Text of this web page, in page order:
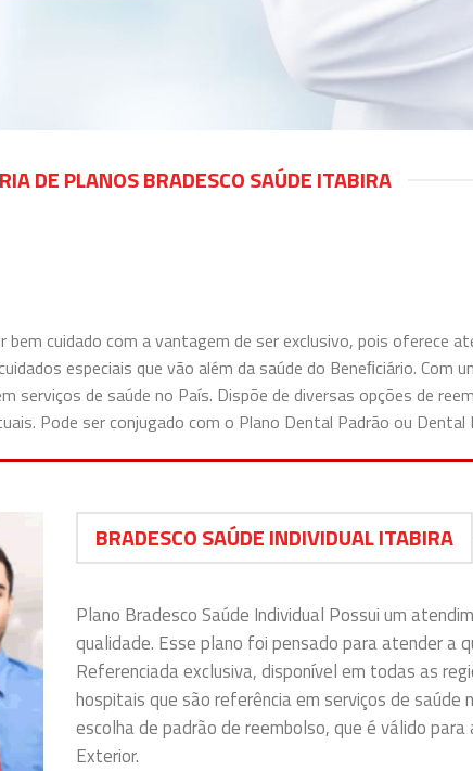
DE PLANOS BRADESCO SAÚDE ITABIRA
bem cuidado com a vantagem de ser exclusivo, pois oferece
especiais que vão além da saúde do Beneﬁciário. Com
serviços de saúde no País. Dispõe de diversas opções de
Pode ser conjugado com o Plano Dental Padrão ou Dental
BRADESCO SAÚDE INDIVIDUAL ITABIRA
Plano Bradesco Saúde Individual Possui um
qualidade. Esse plano foi pensado para atender a
Referenciada exclusiva, disponível em todas as
hospitais que são referência em serviços de saúde
escolha de padrão de reembolso, que é válido
Exterior.